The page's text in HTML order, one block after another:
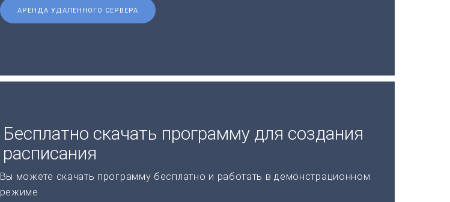
АРЕНДА УДАЛЕННОГО СЕРВЕРА
Бесплатно скачать программу для создания
расписания
Вы можете скачать программу бесплатно и работать в демонстрационном
режиме